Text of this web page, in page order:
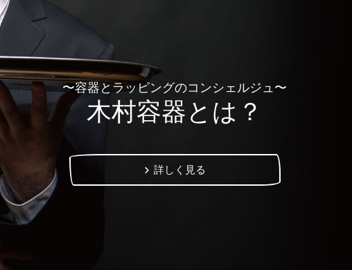
〜容器とラッピングのコンシェルジュ〜
木村容器とは？
詳しく見る